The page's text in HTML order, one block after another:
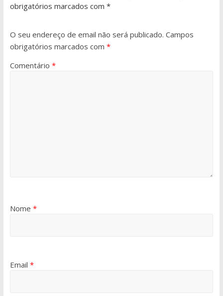
obrigatórios marcados com *
O seu endereço de email não será publicado. Campos
obrigatórios marcados com *
Comentário *
Nome *
Email *